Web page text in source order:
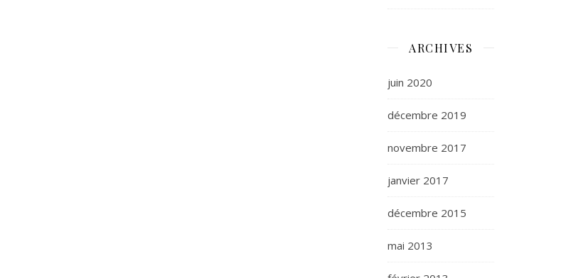
ARCHIVES
juin 2020
décembre 2019
novembre 2017
janvier 2017
décembre 2015
mai 2013